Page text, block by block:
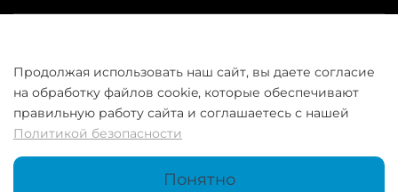
ООО «ГосСнабРезерв» © 2013–2026 - Продажа труб оптом и в
розницу
Продолжая использовать наш сайт, вы даете согласие
на обработку файлов cookie, которые обеспечивают
правильную работу сайта и соглашаетесь с нашей
Политикой безопасности
Понятно